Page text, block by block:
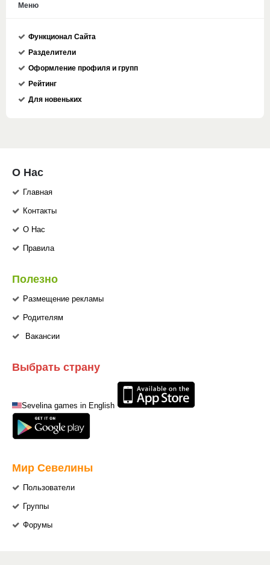
Меню
Функционал Сайта
Разделители
Оформление профиля и групп
Рейтинг
Для новеньких
О Нас
Главная
Контакты
О Нас
Правила
Полезно
Размещение рекламы
Родителям
Вакансии
Выбрать страну
Sevelina games in English
Мир Севелины
Пользователи
Группы
Форумы